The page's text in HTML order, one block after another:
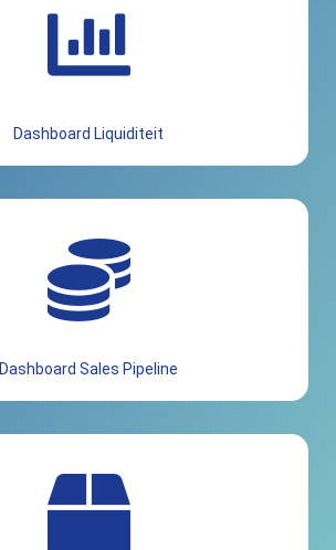
Dashboard Liquiditeit
Dashboard Sales Pipeline